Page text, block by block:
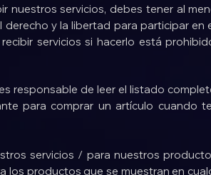
nuestros servicios, debes tener al
y la libertad para participar
servicios si hacerlo está
responsable de leer el listado
para comprar un artículo cuando
servicios / para nuestros
los productos que se muestran en